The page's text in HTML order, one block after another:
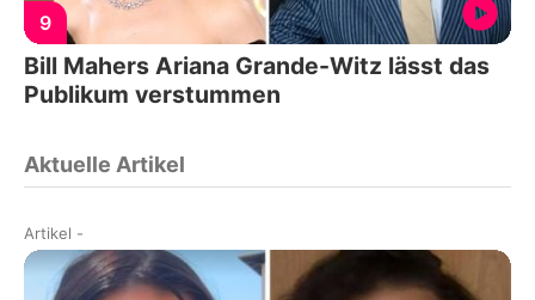
9
Bill Mahers Ariana Grande-Witz lässt das
Publikum verstummen
Aktuelle Artikel
Artikel -